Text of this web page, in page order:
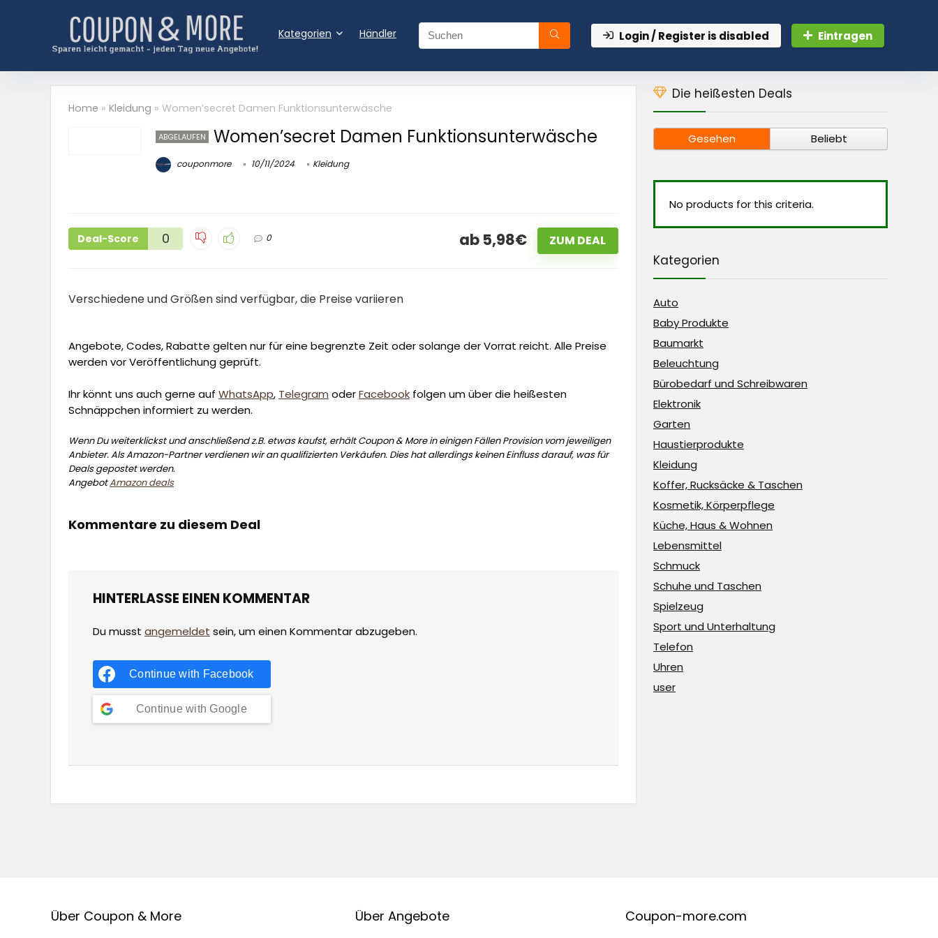
Kategorien Händler Login / Register is disabled Eintragen
Home » Kleidung » Women’secret Damen Funktionsunterwäsche
ABGELAUFEN Women’secret Damen Funktionsunterwäsche
couponmore 10/11/2024 Kleidung
Deal-Score 0 0 ab 5,98€ ZUM DEAL
Verschiedene und Größen sind verfügbar, die Preise variieren
Angebote, Codes, Rabatte gelten nur für eine begrenzte Zeit oder solange der Vorrat reicht. Alle Preise
werden vor Veröffentlichung geprüft.
Ihr könnt uns auch gerne auf WhatsApp, Telegram oderFacebook folgen um über die heißesten
Schnäppchen informiert zu werden.
Wenn Du weiterklickst und anschließend z.B. etwas kaufst, erhält Coupon & More in einigen Fällen Provision vom jeweiligen
Anbieter. Als Amazon-Partner verdienen wir an qualifizierten Verkäufen. Dies hat allerdings keinen Einfluss darauf, was für
Deals gepostet werden.
AngebotAmazon deals
Kommentare zu diesem Deal
HINTERLASSE EINEN KOMMENTAR
Du musst angemeldet sein, um einen Kommentar abzugeben.
Continue with Facebook
Continue with Google
Die heißesten Deals
Gesehen Beliebt
No products for this criteria.
Kategorien
Auto
Baby Produkte
Baumarkt
Beleuchtung
Bürobedarf und Schreibwaren
Elektronik
Garten
Haustierprodukte
Kleidung
Koffer, Rucksäcke & Taschen
Kosmetik, Körperpflege
Küche, Haus & Wohnen
Lebensmittel
Schmuck
Schuhe und Taschen
Spielzeug
Sport und Unterhaltung
Telefon
Uhren
user
Über Coupon & More Über Angebote Coupon-more.com